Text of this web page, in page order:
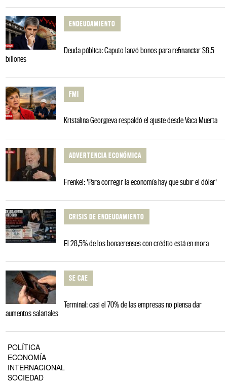
ENDEUDAMIENTO
Deuda pública: Caputo lanzó bonos para refinanciar $8,5
billones
FMI
Kristalina Georgieva respaldó el ajuste desde Vaca Muerta
ADVERTENCIA ECONÓMICA
Frenkel: 'Para corregir la economía hay que subir el dólar'
CRISIS DE ENDEUDAMIENTO
El 28,5% de los bonaerenses con crédito está en mora
SE CAE
Terminal: casi el 70% de las empresas no piensa dar
aumentos salariales
POLÍTICA
ECONOMÍA
INTERNACIONAL
SOCIEDAD